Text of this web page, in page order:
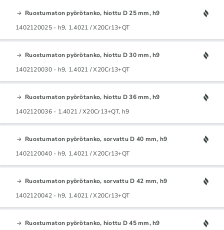
Ruostumaton pyörötanko, hiottu D 25 mm, h9
1402120025 - h9, 1.4021 / X20Cr13+QT
Ruostumaton pyörötanko, hiottu D 30 mm, h9
1402120030 - h9, 1.4021 / X20Cr13+QT
Ruostumaton pyörötanko, hiottu D 36 mm, h9
1402120036 - 1.4021 / X20Cr13+QT, h9
Ruostumaton pyörötanko, sorvattu D 40 mm, h9
1402120040 - h9, 1.4021 / X20Cr13+QT
Ruostumaton pyörötanko, sorvattu D 42 mm, h9
1402120042 - h9, 1.4021 / X20Cr13+QT
Ruostumaton pyörötanko, hiottu D 45 mm, h9